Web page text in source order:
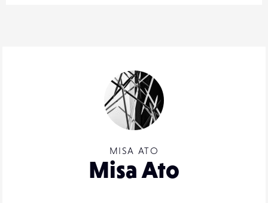
MISA ATO
Misa Ato